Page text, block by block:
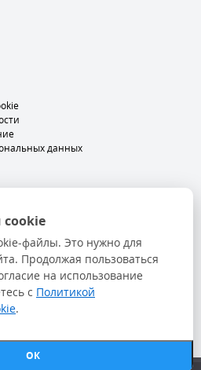
данных
Люберецкий р-н,
№ 117
публичной офертой и может
информация указаны
от фактической на момент
файлы. Это нужно для
Продолжая пользоваться
на использование
с Политикой
.
ОК